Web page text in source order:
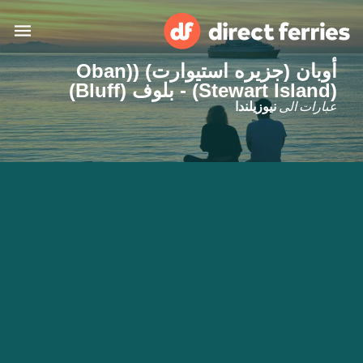
البلدان
تذاكر العبّارة
أوبان (جزیره استیوارت) ((Oban
(Stewart Island) - بلوف (Bluff)
عبارات الى نيوزيلندا